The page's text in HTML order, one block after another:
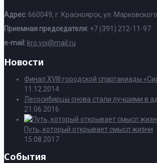
Адрес: 660049, г. Красноярск, ул.
Приемная председателя: +7 (391) 212-11-97
e-mail: kro.voi@mail.ru
Новости
Финал XVIII городской спартакиады
11.12.2014
Лесосибирцы снова стали лучшими в
21.06.2016
Путь, который открывает смысл жизни
15.08.2017
События